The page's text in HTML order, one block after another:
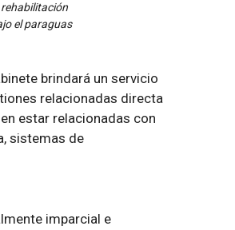
rehabilitación
el paraguas
brindará un servicio
relacionadas directa
estar relacionadas con
sistemas de
imparcial e